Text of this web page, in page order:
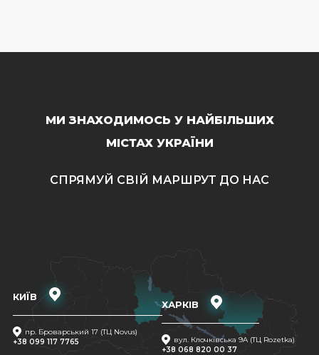
МИ ЗНАХОДИМОСЬ У НАЙБІЛЬШИХ
МІСТАХ УКРАЇНИ
СПРЯМУЙ СВІЙ МАРШРУТ ДО НАС
КИЇВ
пр. Броварський 17 (ТЦ Novus)
+38 099 117 7765
ХАРКІВ
вул. Клочківська 9A (ТЦ Rozetka)
+38 068 820 00 37